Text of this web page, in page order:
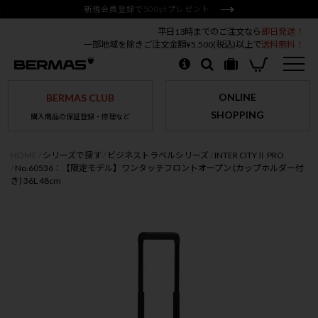
新規会員登録で500ptプレゼント
平日13時までのご注文なら 即日発送！
一部地域を除きご注文金額¥5,500(税込)以上で送料無料！
BERMAS CLUB
購入商品の保証登録・修理など
ONLINE
SHOPPING
シリーズで探す ビジネストラベルシリーズ
INTER CITYⅡ PRO
No.60536：【限定モデル】ワンタッチフロントオープン (カップホルダー付
き) 36L 48cm